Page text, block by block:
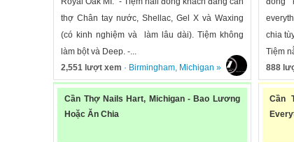
thợ Chân tay nước, Shellac, Gel X và Waxing
(có kinh nghiệm và làm lâu dài). Tiệm không
làm bột và Deep. -...
2,551 lượt xem · Birmingham, Michigan »
chia
Tiệm
888
Cần Thợ Nails Hart, Michigan - Bao Lương
Hoặc Ăn Chia
Cần